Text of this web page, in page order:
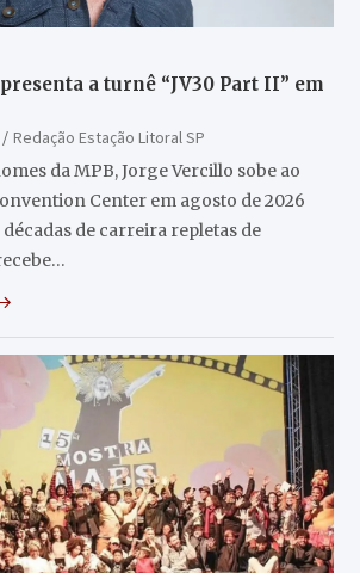
a turnê “JV30 Part II” em
Redação Estação Litoral SP
da MPB, Jorge Vercillo sobe ao
Center em agosto de 2026
de carreira repletas de